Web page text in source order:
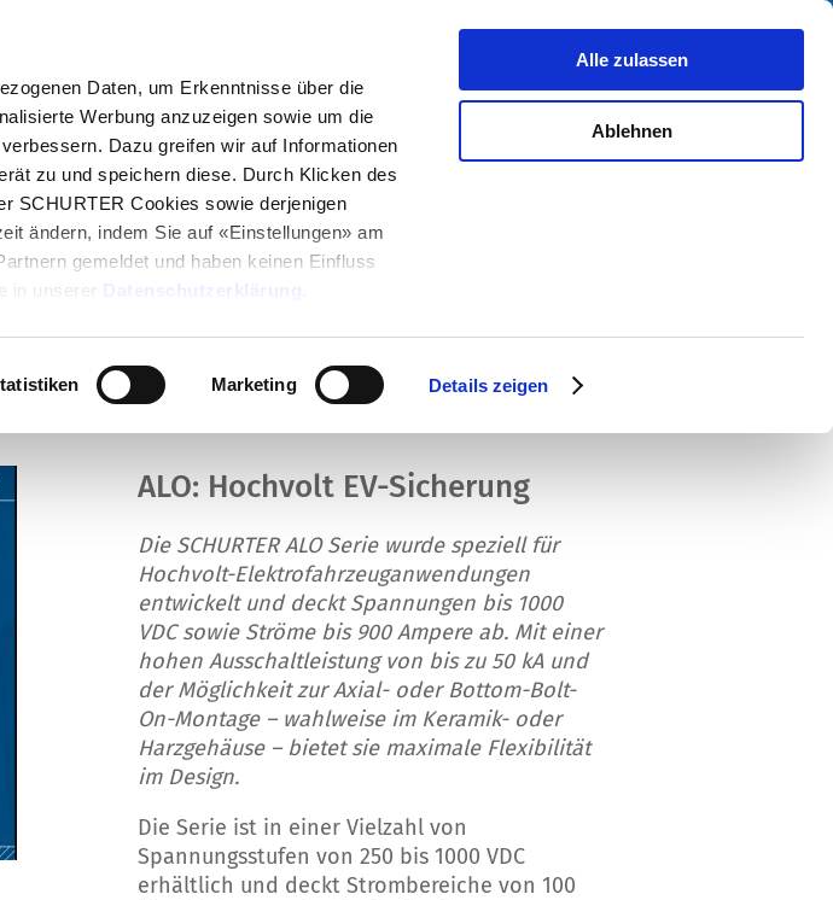
Daten, um Erkenntnisse über die
Werbung anzuzeigen sowie um die
Dazu greifen wir auf Informationen
zu und speichern diese. Durch Klicken des
SCHURTER Cookies sowie derjenigen
ändern, indem Sie auf «Einstellungen» am
gemeldet und haben keinen Einfluss
in unserer Datenschutzerklärung
Marketing Details zeigen
Alle zulassen
Ablehnen
Kontakt
ALO: Hochvolt EV-Sicherung
Die SCHURTER ALO Serie wurde speziell für
Hochvolt-Elektrofahrzeuganwendungen
entwickelt und deckt Spannungen bis 1000
VDC sowie Ströme bis 900 Ampere ab. Mit einer
hohen Ausschaltleistung von bis zu 50 kA und
der Möglichkeit zur Axial- oder Bottom-Bolt-
On-Montage – wahlweise im Keramik- oder
Harzgehäuse – bietet sie maximale Flexibilität
im Design.
Die Serie ist in einer Vielzahl von
Spannungsstufen von 250 bis 1000 VDC
erhältlich und deckt Strombereiche von 100